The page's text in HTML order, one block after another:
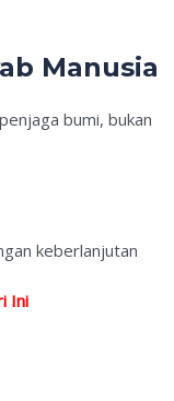
Manusia
bumi, bukan
keberlanjutan
Ini